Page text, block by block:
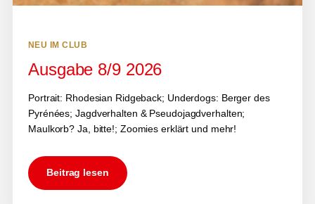
NEU IM CLUB
Ausgabe 8/9 2026
Portrait: Rhodesian Ridgeback; Underdogs: Berger des
Pyrénées; Jagdverhalten & Pseudojagdverhalten;
Maulkorb? Ja, bitte!; Zoomies erklärt und mehr!
Beitrag lesen